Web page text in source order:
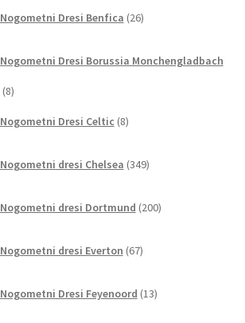
Nogometni Dresi Benfica 26izdelkov
Nogometni Dresi Borussia Monchengladbach
88
Nogometni Dresi Celtic 8izdelkov
Nogometni dresi Chelsea 349izdelkov
Nogometni dresi Dortmund 200izdelkov
Nogometni dresi Everton 67izdelkov
Nogometni Dresi Feyenoord 13izdelkov